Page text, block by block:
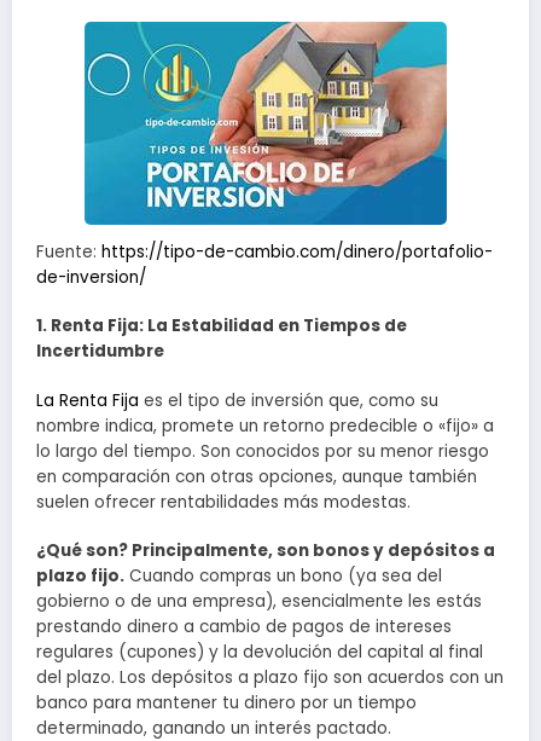
Fuente: https://tipo-de-cambio.com/dinero/portafolio-
de-inversion/
1. Renta Fija: La Estabilidad en Tiempos de
Incertidumbre
La Renta Fija es el tipo de inversión que, como su
nombre indica, promete un retorno predecible o «fijo» a
lo largo del tiempo. Son conocidos por su menor riesgo
en comparación con otras opciones, aunque también
suelen ofrecer rentabilidades más modestas.
¿Qué son? Principalmente, son bonos y depósitos a
plazo fijo. Cuando compras un bono (ya sea del
gobierno o de una empresa), esencialmente les estás
prestando dinero a cambio de pagos de intereses
regulares (cupones) y la devolución del capital al final
del plazo. Los depósitos a plazo fijo son acuerdos con un
banco para mantener tu dinero por un tiempo
determinado, ganando un interés pactado.